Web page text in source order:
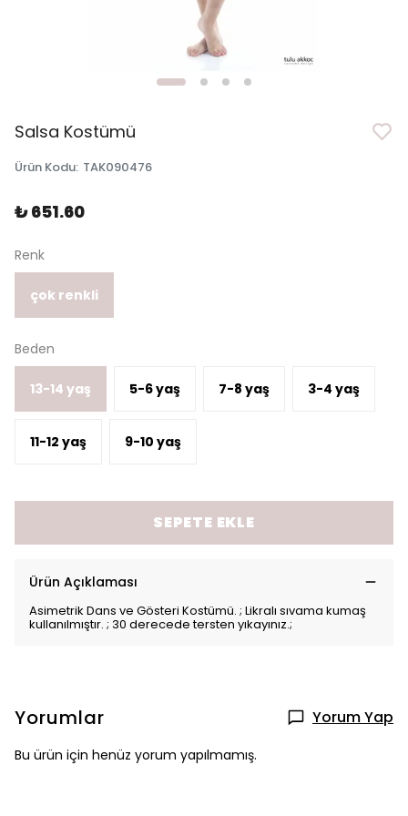
Salsa Kostümü
Ürün Kodu: TAK090476
₺ 651.60
Renk
çok renkli
Beden
13-14 yaş 5-6 yaş 7-8 yaş 3-4 yaş
11-12 yaş 9-10 yaş
SEPETE EKLE
Ürün Açıklaması
Asimetrik Dans ve Gösteri Kostümü. ; Likralı sıvama kumaş
kullanılmıştır. ; 30 derecede tersten yıkayınız.;
Yorumlar Yorum Yap
Bu ürün için henüz yorum yapılmamış.